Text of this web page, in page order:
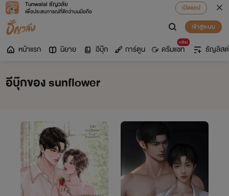
Tunwalai ธัญวลัย
เพื่อประสบการณ์ที่ดีกว่าบนมือถือ
เปิดแอป
เข้าสู่ระบบ
หน้าแรก นิยาย อีบุ๊ก การ์ตูน
มาใหม่
ดรีมแชท ธัญลิสต์
อีบุ๊กของ sunflower